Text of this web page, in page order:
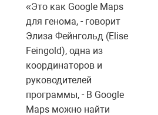
«Это как Google Maps
для генома, - говорит
Элиза Фейнгольд (Elise
Feingold), одна из
координаторов и
руководителей
программы, - В Google
Maps можно найти